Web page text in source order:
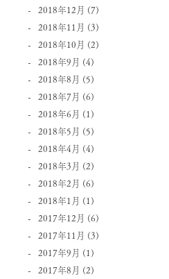
2018年12月 (7)
2018年11月 (3)
2018年10月 (2)
2018年9月 (4)
2018年8月 (5)
2018年7月 (6)
2018年6月 (1)
2018年5月 (5)
2018年4月 (4)
2018年3月 (2)
2018年2月 (6)
2018年1月 (1)
2017年12月 (6)
2017年11月 (3)
2017年9月 (1)
2017年8月 (2)